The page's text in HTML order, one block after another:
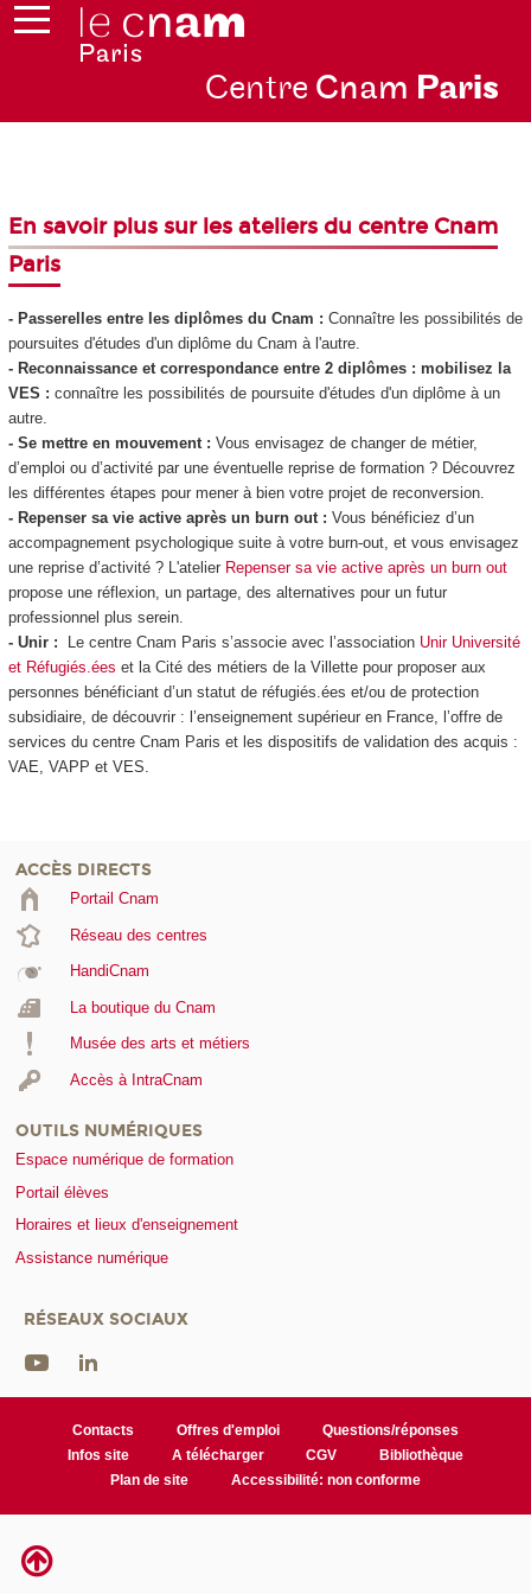
Centre Cnam Paris
En savoir plus sur les ateliers du centre Cnam
Paris
- Passerelles entre les diplômes du Cnam : Connaître les possibilités de
poursuites d'études d'un diplôme du Cnam à l'autre.
- Reconnaissance et correspondance entre 2 diplômes : mobilisez la
VES : connaître les possibilités de poursuite d'études d'un diplôme à un
autre.
- Se mettre en mouvement: Vous envisagez de changer de métier,
d’emploi ou d’activité par une éventuelle reprise de formation ? Découvrez
les différentes étapes pour mener à bien votre projet de reconversion.
- Repenser sa vie active après un burn out: Vous bénéficiez d’un
accompagnement psychologique suite à votre burn-out, et vous envisagez
une reprise d’activité ? L'atelier Repenser sa vie active après un burn out
propose une réflexion, un partage, des alternatives pour un futur
professionnel plus serein.
- Unir :
Le centre Cnam Paris s’associe avec l’association Unir Université
et Réfugiés.ées et la Cité des métiers de la Villette pour proposer aux
personnes bénéficiant d’un statut de réfugiés.ées et/ou de protection
subsidiaire, de découvrir : l’enseignement supérieur en France, l’offre de
services du centre Cnam Paris et les dispositifs de validation des acquis :
VAE, VAPP et VES.
ACCÈS DIRECTS
Portail Cnam
Réseau des centres
HandiCnam
La boutique du Cnam
Musée des arts et métiers
Accès à IntraCnam
OUTILS NUMÉRIQUES
Espace numérique de formation
Portail élèves
Horaires et lieux d'enseignement
Assistance numérique
RÉSEAUX SOCIAUX
Contacts Offres d'emploi
Questions/réponses
Infos site
A télécharger CGV
Bibliothèque
Plan de site
Accessibilité: non conforme